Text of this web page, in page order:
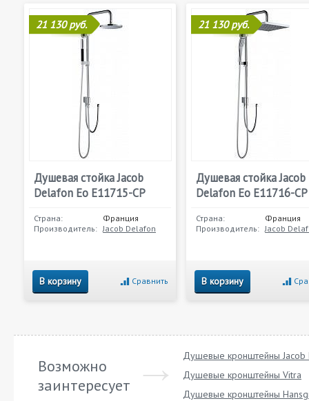
21 130 руб.
Душевая стойка Jacob
Delafon Eo E11715-CP
Страна:
Франция
Производитель: Jacob Delafon
В корзину Сравнить
21 130 руб.
Душевая стойка Jacob
Delafon Eo E11716-CP
Страна:
Франция
Производитель: Jacob
В корзину
Возможно
заинтересует
Душевые кронштейны Jacob
Душевые кронштейны Vitra
Душевые кронштейны